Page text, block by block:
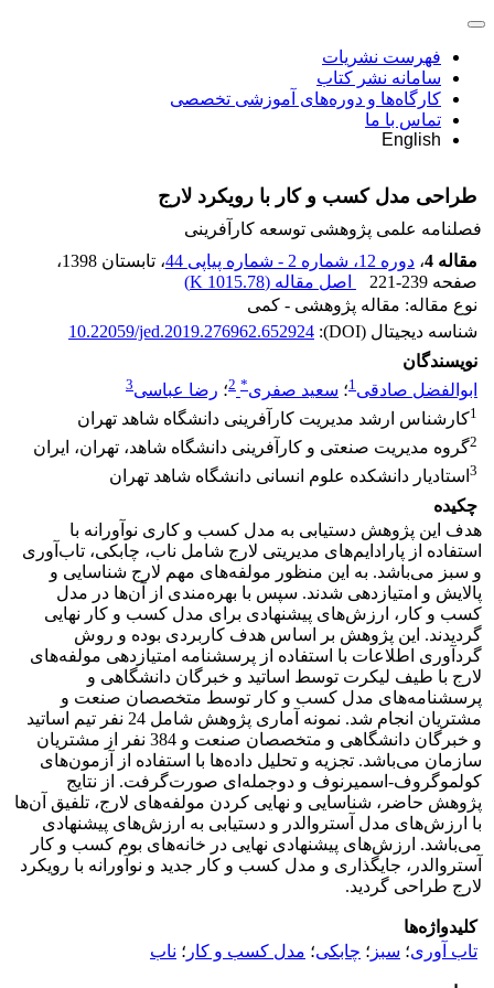
فهرست نشریات
سامانه نشر کتاب
کارگاه‌ها و دوره‌های آموزشی تخصصی
تماس با ما
English
طراحی مدل کسب و کار با رویکرد لارج
فصلنامه علمی پژوهشی توسعه کارآفرینی
مقاله 4
، دوره 12، شماره 2 - شماره پیاپی 44 ، تابستان 1398
،
صفحه 221-239 اصل مقاله (1015.78 K
)
نوع مقاله: مقاله پژوهشی - کمی
شناسه دیجیتال (DOI):
10.22059/jed.2019.276962.652924
نویسندگان
ابوالفضل صادقی1؛ سعید صفری*
2؛ رضا عباسی3
1کارشناس ارشد مدیریت کارآفرینی دانشگاه شاهد تهران
2گروه مدیریت صنعتی و کارآفرینی دانشگاه شاهد، تهران، ایران
3 استادیار دانشکده علوم انسانی دانشگاه شاهد تهران
چکیده
هدف این پژوهش دستیابی به مدل کسب و کاری نوآورانه با
استفاده از پارادایم‌های مدیریتی لارج شامل ناب، چابکی، تاب‌آوری
و سبز می‌باشد. به این منظور مولفه‌های مهم لارج شناسایی و
پالایش و امتیازدهی شدند. سپس با بهره‌مندی از آن‌ها در مدل
کسب و کار، ارزش‌های پیشنهادی برای مدل کسب و کار نهایی
گردیدند. این پژوهش بر اساس هدف کاربردی بوده و روش
گردآوری اطلاعات با استفاده از پرسشنامه امتیازدهی مولفه‌های
لارج با طیف لیکرت توسط اساتید و خبرگان دانشگاهی و
پرسشنامه‌‌های مدل کسب و کار توسط متخصصان صنعت و
مشتریان انجام شد. نمونه آماری پژوهش شامل 24 نفر تیم اساتید
و خبرگان دانشگاهی و متخصصان صنعت و 384 نفر از مشتریان
سازمان می‌باشد. تجزیه و تحلیل داده‌ها با استفاده از آزمون‌های
کولموگروف-اسمیرنوف و دوجمله‌ای صورت‌گرفت. از نتایج
پژوهش حاضر، شناسایی و نهایی کردن مولفه‌های لارج، تلفیق آن‌ها
با ارزش‌های مدل آستروالدر و دستیابی به ارزش‌های پیشنهادی
می‌باشد. ارزش‌های پیشنهادی نهایی در خانه‌های بوم کسب و کار
آستروالدر، جایگذاری و مدل کسب و کار جدید و نوآورانه با رویکرد
لارج طراحی گردید.
کلیدواژه‌ها
تاب آوری؛ سبز ؛ چابکی؛ مدل کسب و کار ؛ ناب